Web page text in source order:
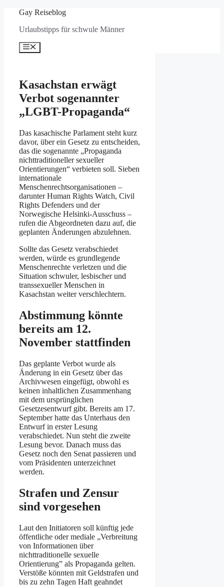
springen
Gay Reiseblog
Urlaubstipps für schwule Männer
Menü
Kasachstan erwägt
Verbot sogenannter
„LGBT-Propaganda“
Das kasachische Parlament steht kurz
davor, über ein Gesetz zu entscheiden,
das die sogenannte „Propaganda
nichttraditioneller sexueller
Orientierungen“ verbieten soll. Sieben
internationale
Menschenrechtsorganisationen –
darunter Human Rights Watch, Civil
Rights Defenders und der
Norwegische Helsinki-Ausschuss –
rufen die Abgeordneten dazu auf, die
geplanten Änderungen abzulehnen.
Sollte das Gesetz verabschiedet
werden, würde es grundlegende
Menschenrechte verletzen und die
Situation schwuler, lesbischer und
transsexueller Menschen in
Kasachstan weiter verschlechtern.
Abstimmung könnte
bereits am 12.
November stattfinden
Das geplante Verbot wurde als
Änderung in ein Gesetz über das
Archivwesen eingefügt, obwohl es
keinen inhaltlichen Zusammenhang
mit dem ursprünglichen
Gesetzesentwurf gibt. Bereits am 17.
September hatte das Unterhaus den
Entwurf in erster Lesung
verabschiedet. Nun steht die zweite
Lesung bevor. Danach muss das
Gesetz noch den Senat passieren und
vom Präsidenten unterzeichnet
werden.
Strafen und Zensur
sind vorgesehen
Laut den Initiatoren soll künftig jede
öffentliche oder mediale „Verbreitung
von Informationen über
nichttraditionelle sexuelle
Orientierung” als Propaganda gelten.
Verstöße könnten mit Geldstrafen und
bis zu zehn Tagen Haft geahndet